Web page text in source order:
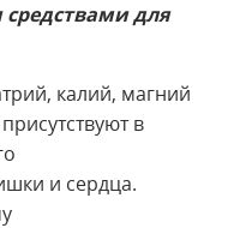
для
калий, магний
в
и сердца.